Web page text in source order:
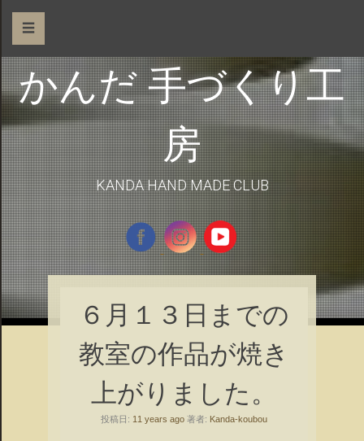
☰
かんだ 手づくり工
房
KANDA HAND MADE CLUB
６月１３日までの
教室の作品が焼き
上がりました。
投稿日: 11 years ago 著者: Kanda-koubou